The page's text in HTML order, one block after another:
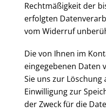
Rechtmäßigkeit der
erfolgten
vom Widerruf
Die von Ihnen im
eingegebenen Daten
Sie uns zur
Einwilligung zur
der Zweck für die